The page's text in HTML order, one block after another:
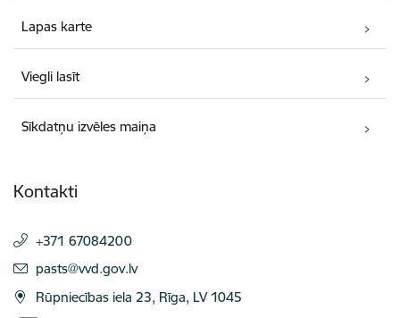
Lapas karte
Viegli lasīt
Sīkdatņu izvēles maiņa
Kontakti
+371 67084200
E-pasts:
pasts@vvd.gov.lv
Rūpniecības iela 23, Rīga, LV 1045